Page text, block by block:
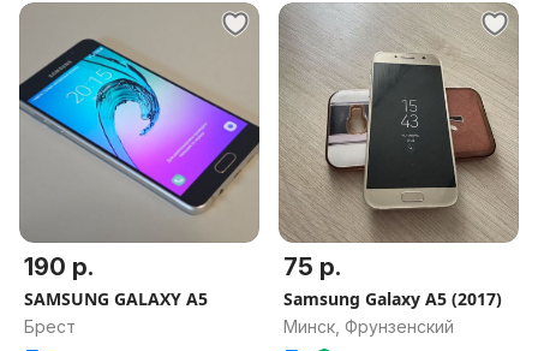
190 р.
SAMSUNG GALAXY A5
Брест
75 р.
Samsung Galaxy A5 (2017)
Минск, Фрунзенский